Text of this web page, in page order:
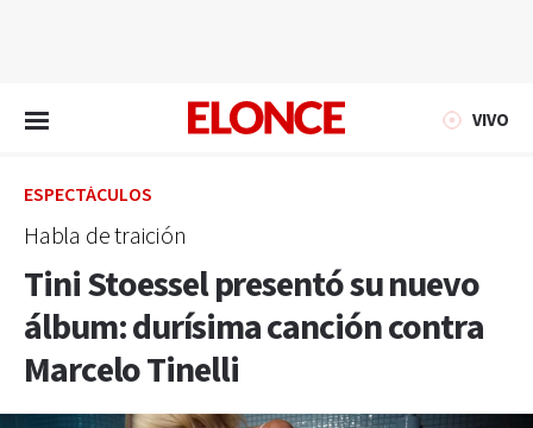
VIVO
ESPECTÁCULOS
Habla de traición
Tini Stoessel presentó su nuevo
álbum: durísima canción contra
Marcelo Tinelli